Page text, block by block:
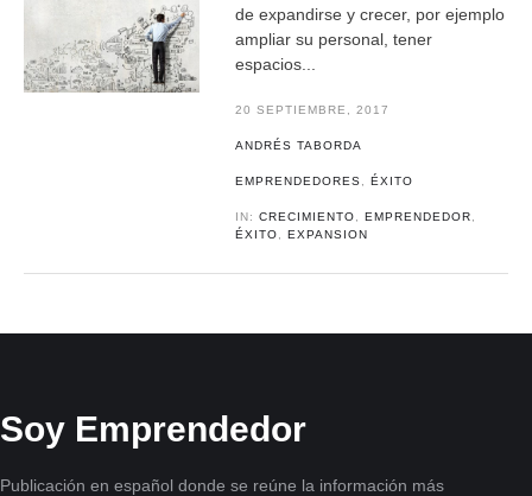
de expandirse y crecer, por ejemplo
ampliar su personal, tener
espacios...
20 SEPTIEMBRE, 2017
ANDRÉS TABORDA
EMPRENDEDORES ,ÉXITO
IN:CRECIMIENTO ,EMPRENDEDOR
ÉXITO
,EXPANSION
Soy Emprendedor
Publicación en español donde se reúne la información más